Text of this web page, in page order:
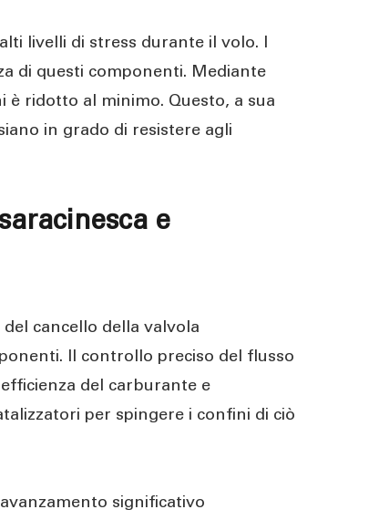
livelli di stress durante il volo. I
di questi componenti. Mediante
ridotto al minimo. Questo, a sua
in grado di resistere agli
e
cancello della valvola
Il controllo preciso del flusso
del carburante e
per spingere i confini di ciò
significativo